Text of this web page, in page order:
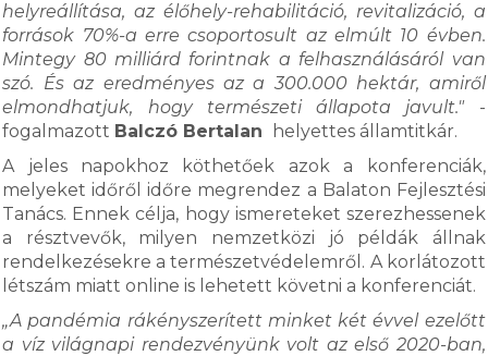
helyreállítása, az élőhely-rehabilitáció, revitalizáció, a
források 70%-a erre csoportosult az elmúlt 10 évben.
Mintegy 80 milliárd forintnak a felhasználásáról van
szó. És az eredményes az a 300.000 hektár, amiről
elmondhatjuk, hogy természeti állapota javult." -
fogalmazott Balczó Bertalan
helyettes államtitkár.
A jeles napokhoz köthetőek azok a konferenciák,
melyeket időről időre megrendez a Balaton Fejlesztési
Tanács. Ennek célja, hogy ismereteket szerezhessenek
a résztvevők, milyen nemzetközi jó példák állnak
rendelkezésekre a természetvédelemről. A korlátozott
létszám miatt online is lehetett követni a konferenciát.
„A pandémia rákényszerített minket két évvel ezelőtt
a víz világnapi rendezvényünk volt az első 2020-ban,